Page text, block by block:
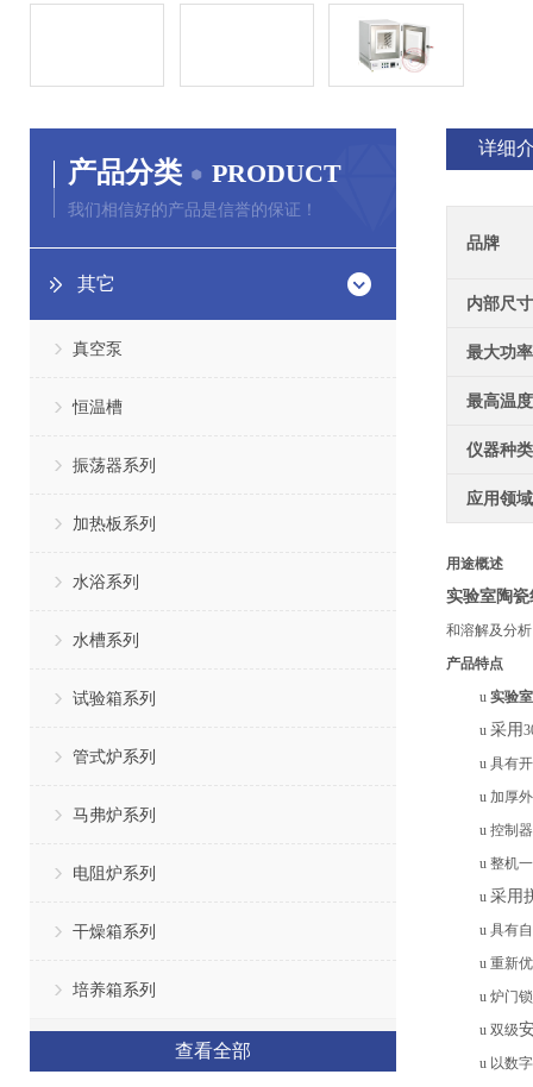
产品分类 PRODUCT
我们相信好的产品是信誉的保证！
其它
真空泵
恒温槽
振荡器系列
加热板系列
水浴系列
水槽系列
试验箱系列
管式炉系列
马弗炉系列
电阻炉系列
干燥箱系列
培养箱系列
查看全部
详细
品牌
内部尺寸
最大功率
最高温度
仪器种类
应用领域
用途概述
实验室陶
和溶解及分
产品特点
u 实验
u 采用
u 具有
u 加厚
u 控制
u 整机
u 采用
u 具有
u 重新
u 炉门
u 双级
u 以数